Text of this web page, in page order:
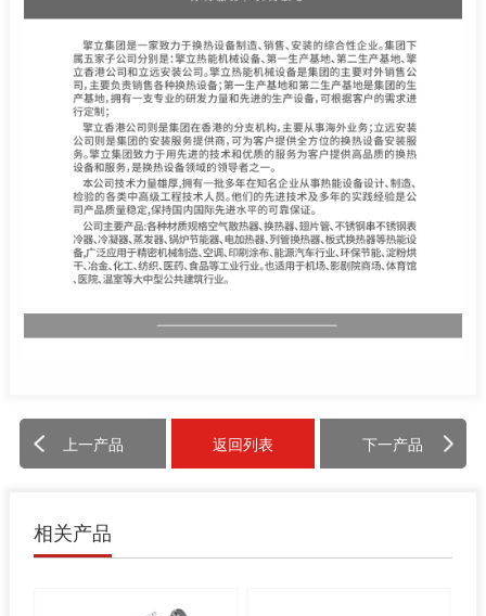
上一产品 返回列表 下一产品
相关产品